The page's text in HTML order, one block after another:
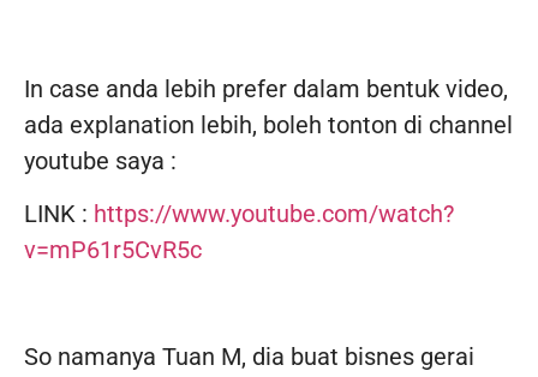
In case anda lebih prefer dalam bentuk video,
ada explanation lebih, boleh tonton di channel
youtube saya :
LINK : https://www.youtube.com/watch?
v=mP61r5CvR5c
So namanya Tuan M, dia buat bisnes gerai